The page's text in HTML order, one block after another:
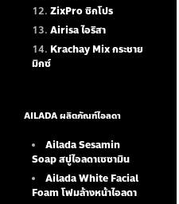
ZixPro ซิกโปร
Airisa ไอริสา
Krachay Mix กระชาย
มิกซ์
AILADA ผลิตภัณฑ์ไอลดา
Ailada Sesamin
Soapสบู่ไอลดาเซซามิน
Ailada White Facial
Foamโฟมล้างหน้าไอลดา